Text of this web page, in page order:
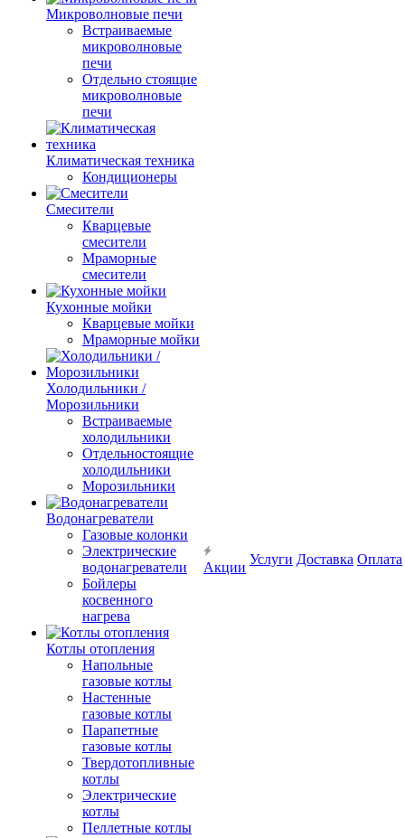
Микроволновые печи
Встраиваемые
микроволновые
печи
Отдельно стоящие
микроволновые
печи
Климатическая техника
Кондиционеры
Смесители
Кварцевые
смесители
Мраморные
смесители
Кухонные мойки
Кварцевые мойки
Мраморные мойки
Холодильники /
Морозильники
Встраиваемые
холодильники
Отдельностоящие
холодильники
Морозильники
Водонагреватели
Газовые колонки
Электрические
водонагреватели
Бойлеры
косвенного
нагрева
Котлы отопления
Напольные
газовые котлы
Настенные
газовые котлы
Парапетные
газовые котлы
Твердотопливные
котлы
Электрические
котлы
Пеллетные котлы
Акции
Услуги Доставка Оплата